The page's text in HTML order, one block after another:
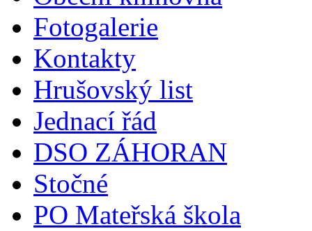
Fotogalerie
Kontakty
Hrušovský list
Jednací řád
DSO ZÁHORAN
Stočné
PO Mateřská škola